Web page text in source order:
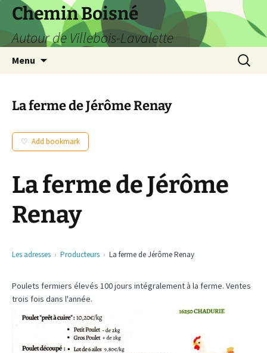
Aller
contenu
Chemin Boisné
Autour de Villebois-Lavalette
Menu
La ferme de Jérôme Renay
Add bookmark
La ferme de Jérôme
Renay
Les adresses Producteurs La ferme de Jérôme Renay
Poulets fermiers élevés 100 jours intégralement à la ferme. Ventes
trois fois dans l'année.